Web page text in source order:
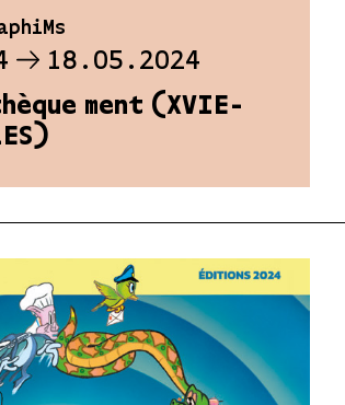
18.05.2024
ment (XVIE-